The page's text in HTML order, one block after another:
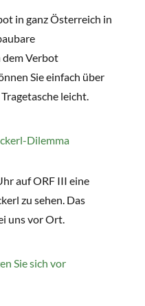
in ganz Österreich in
Verbot
Sie einfach über
leicht.
Dilemma
auf ORF III eine
zu sehen. Das
uns vor Ort.
Sie sich vor